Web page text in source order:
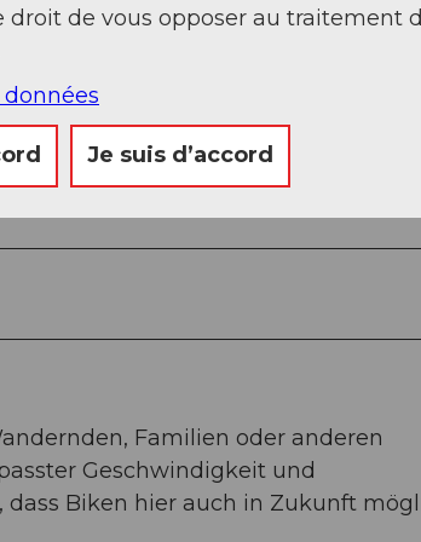
- Wattingen - Göschenen -
- Vorder Ried - Amsteg
Familien oder anderen
Geschwindigkeit und
Biken hier auch in Zukunft
de vous opposer au traitement
Je suis d’accord